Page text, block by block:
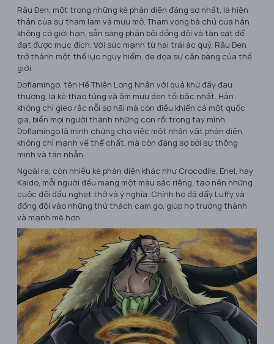
Râu Đen, một trong những kẻ phản diện đáng sợ nhất, là hiện
thân của sự tham lam và mưu mô. Tham vọng bá chủ của hắn
không có giới hạn, sẵn sàng phản bội đồng đội và tàn sát để
đạt được mục đích. Với sức mạnh từ hai trái ác quỷ, Râu Đen
trở thành một thế lực nguy hiểm, đe dọa sự cân bằng của thế
giới.
Doflamingo, tên Hề Thiên Long Nhân với quá khứ đầy đau
thương, là kẻ thao túng và âm mưu đen tối bậc nhất. Hắn
không chỉ gieo rắc nỗi sợ hãi mà còn điều khiển cả một quốc
gia, biến mọi người thành những con rối trong tay mình.
Doflamingo là minh chứng cho việc một nhân vật phản diện
không chỉ mạnh về thể chất, mà còn đáng sợ bởi sự thông
minh và tàn nhẫn.
Ngoài ra, còn nhiều kẻ phản diện khác như Crocodile, Enel, hay
Kaido, mỗi người đều mang một màu sắc riêng, tạo nên những
cuộc đối đầu nghẹt thở và ý nghĩa. Chính họ đã đẩy Luffy và
đồng đội vào những thử thách cam go, giúp họ trưởng thành
và mạnh mẽ hơn.